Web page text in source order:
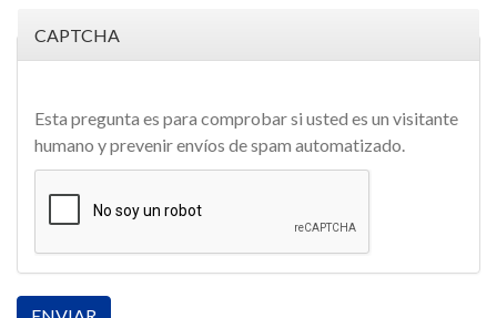
CAPTCHA
Esta pregunta es para comprobar si usted es un visitante
humano y prevenir envíos de spam automatizado.